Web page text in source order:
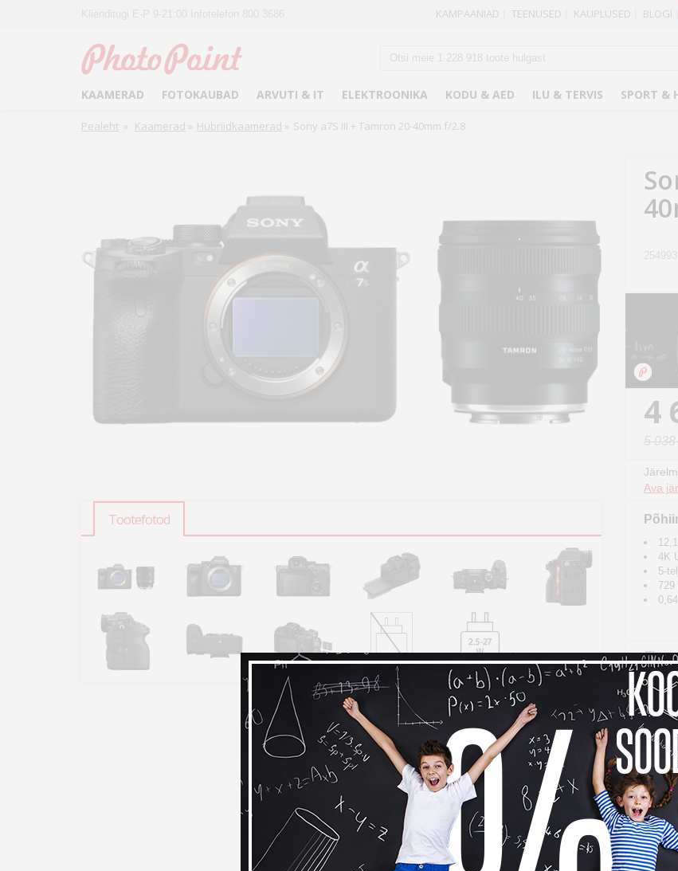
KAMPAANIAD TEENUSED KAUPLUSED BLOGI
KAAMERAD FOTOKAUBAD ARVUTI & IT ELEKTROONIKA KODU & AED ILU & TERVIS SPORT &
Pealeht » Kaamerad » Hübriidkaamerad » Sony a7S III + Tamron 20-40mm f/2.8
Tootefotod
254993
4
5 038
Ava
4K
5-
14